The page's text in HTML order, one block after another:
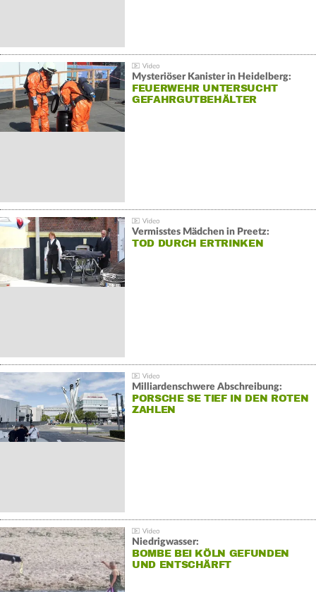
Mysteriöser Kanister in Heidelberg:
FEUERWEHR UNTERSUCHT
GEFAHRGUTBEHÄLTER
Vermisstes Mädchen in Preetz:
TOD DURCH ERTRINKEN
Milliardenschwere Abschreibung:
PORSCHE SE TIEF IN DEN ROTEN
ZAHLEN
Niedrigwasser:
BOMBE BEI KÖLN GEFUNDEN
UND ENTSCHÄRFT